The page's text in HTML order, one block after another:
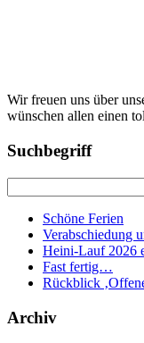
Wir freuen uns über
wünschen allen einen
Suchbegriff
Schöne Ferien
Verabschiedung
Heini-Lauf 2026
Fast fertig…
Rückblick
Archiv